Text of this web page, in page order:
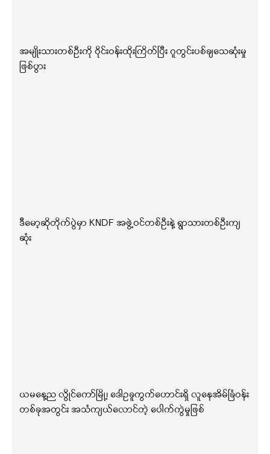
အမျိုးသားတစ်ဦးကို ဝိုင်းဝန်းထိုးကြိတ်ပြီး ဂူတွင်းပစ်ချသေဆုံးမှု
ဖြစ်ပွား
ဒီမော့ဆိုတိုက်ပွဲမှာ KNDF အဖွဲ့ဝင်တစ်ဦးနဲ့ ရွာသားတစ်ဦးကျ
ဆုံး
ယမနေ့ည လွိုင်ကော်မြို့၊ ဒေါဥခူကွက်ဟောင်းရှိ လူနေအိမ်ခြံဝန်း
တစ်ခုအတွင်း အသံကျယ်လောင်တဲ့ ပေါက်ကွဲမှုဖြစ်